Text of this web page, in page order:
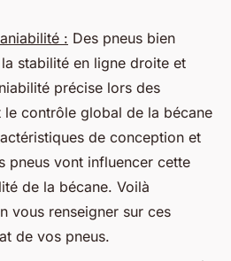
: Des pneus bien
stabilité en ligne droite et
précise lors des
le contrôle global de la bécane
de conception et
pneus vont influencer cette
de la bécane. Voilà
vous renseigner sur ces
de vos pneus.